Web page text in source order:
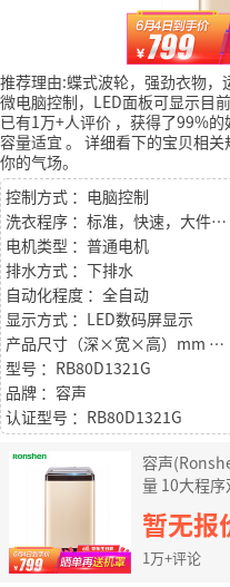
推荐理由:蝶式波轮，强劲衣物，
微电脑控制，LED面板可显示目
已有1万+人评价 ，获得了99%的
容量适宜 。 详细看下的宝贝相
你的气场。
控制方式 ：电脑控制
洗衣程序 ：标准，快速，大件，轻柔，单脱，漂脱，单洗，留水，洁桶，风干
电机类型 ：普通电机
排水方式 ：下排水
自动化程度 ：全自动
显示方式 ：LED数码屏显示
产品尺寸（深×宽×高）mm ：545*557*910
型号 ：RB80D1321G
品牌 ：容声
认证型号 ：RB80D1321G
容声
量 10大程
暂无报
1万+评论